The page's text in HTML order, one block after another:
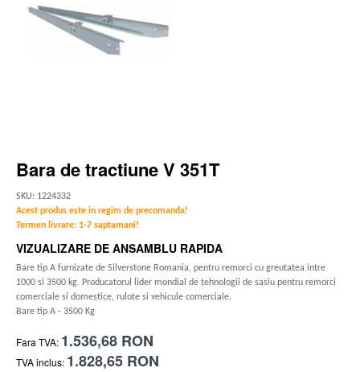
Bara de tractiune V 351T
SKU: 1224332
Acest produs este in regim de precomanda!
Termen livrare: 1-7 saptamani!
VIZUALIZARE DE ANSAMBLU RAPIDA
Bare tip A furnizate de Silverstone Romania, pentru remorci cu greutatea intre
1000 si 3500 kg. Producatorul lider mondial de tehnologii de sasiu pentru remorci
comerciale si domestice, rulote si vehicule comerciale.
Bare tip A - 3500 Kg
Fara TVA: 1.536,68 RON
TVA inclus: 1.828,65 RON